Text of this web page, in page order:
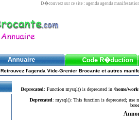
D�couvrez sur ce site : agenda agenda
Annuaire Code R�duction
Retrouvez l'agenda Vide-Grenier Brocante et autres
Deprecated: Function mysql() is deprecated in /home/
Deprecated: mysql(): This function is deprecated; use